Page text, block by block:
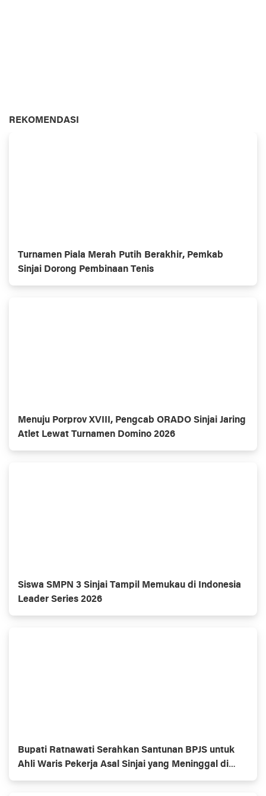
REKOMENDASI
Turnamen Piala Merah Putih Berakhir, Pemkab
Sinjai Dorong Pembinaan Tenis
Menuju Porprov XVIII, Pengcab ORADO Sinjai Jaring
Atlet Lewat Turnamen Domino 2026
Siswa SMPN 3 Sinjai Tampil Memukau di Indonesia
Leader Series 2026
Bupati Ratnawati Serahkan Santunan BPJS untuk
Ahli Waris Pekerja Asal Sinjai yang Meninggal di
Morowali